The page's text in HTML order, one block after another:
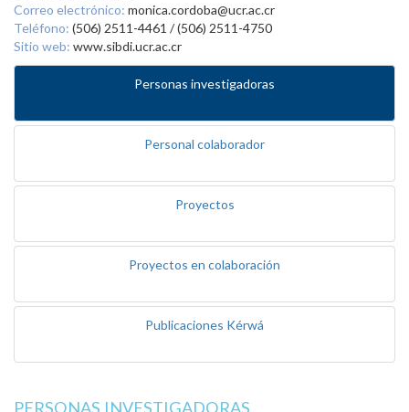
Correo electrónico: monica.cordoba@ucr.ac.cr
Teléfono: (506) 2511-4461 / (506) 2511-4750
Sitio web: www.sibdi.ucr.ac.cr
Personas investigadoras
Personal colaborador
Proyectos
Proyectos en colaboración
Publicaciones Kérwá
PERSONAS INVESTIGADORAS